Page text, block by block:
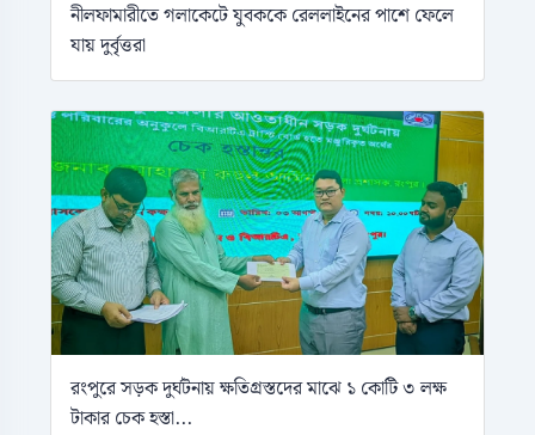
নীলফামারীতে গলাকেটে যুবককে রেললাইনের পাশে ফেলে
যায় দুর্বৃত্তরা
রংপুরে সড়ক দুর্ঘটনায় ক্ষতিগ্রস্তদের মাঝে ১ কোটি ৩ লক্ষ
টাকার চেক হস্তা...